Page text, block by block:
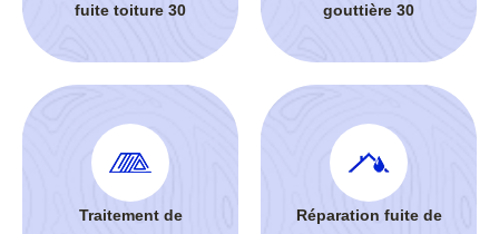
fuite toiture 30
gouttière 30
Traitement de
Réparation fuite de